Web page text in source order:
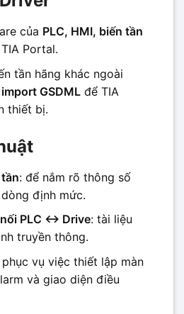
của PLC, HMI, biến tần
Portal.
tần hãng khác ngoài
import GSDMLđể TIA
thiết bị.
: để nắm rõ thông số
định mức.
PLC ↔ Drive: tài liệu
truyền thông.
phục vụ việc thiết lập màn
và giao diện điều